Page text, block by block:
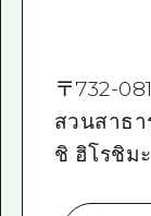
〒732-
สวนสาธ
ชิ ฮิโรชิมะ